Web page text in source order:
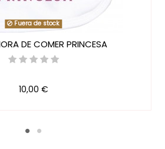
Fuera de stock
DE COMER PRINCESA
10,00 €